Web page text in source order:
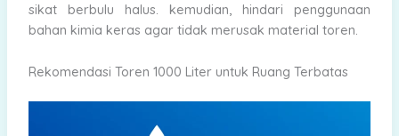
sikat berbulu halus. kemudian, hindari penggunaan
bahan kimia keras agar tidak merusak material toren.
Rekomendasi Toren 1000 Liter untuk Ruang Terbatas